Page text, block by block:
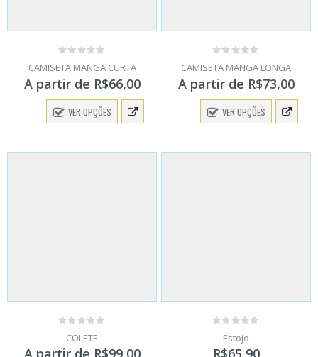
0
out
of
5
CAMISETA MANGA CURTA
A partir de R$66,00
VER OPÇÕES
0
out
of
5
CAMISETA MANGA LONGA
A partir de R$73,00
VER OPÇÕES
out
of
COLETE
out
of
Estojo